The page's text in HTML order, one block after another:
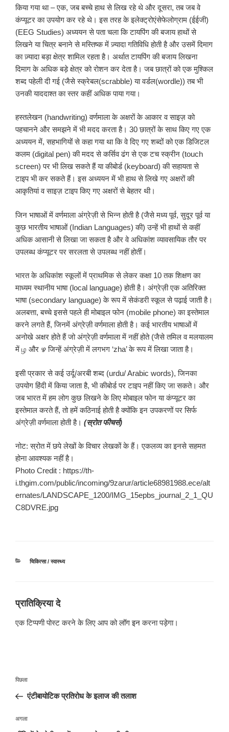
किया गया था – एक, जब बच्चे हाथ से लिख रहे थे और दूसरा, तब जब वे
कंप्यूटर का उपयोग कर रहे थे। इस तरह के इलेक्ट्रोएंसेफेलोग्राम (ईईजी)
(EEG Studies) अध्ययन से पता चला कि टायपिंग की बजाय हाथों से
लिखने या चित्र बनाने से मस्तिष्क में ज़्यादा गतिविधि होती है और उसमें दिमाग
का ज़्यादा बड़ा क्षेत्र शामिल रहता है। अर्थात टायपिंग की बजाय लिखना
दिमाग के अधिक बड़े क्षेत्र को रोशन कर देता है। जब छात्रों को एक मुश्किल
शब्द पहेली दी गई (जैसे स्क्रेबल(scrabble) या वर्डल(wordle)) तब भी
उनकी याददाश्त का स्तर कहीं अधिक पाया गया।
हस्तलेखन (handwriting) वर्णमाला के अक्षरों के आकार व साइज़ को
पहचानने और समझने में भी मदद करता है। 30 छात्रों के साथ किए गए एक
अध्ययन में, सहभागियों से कहा गया था कि वे दिए गए शब्दों को एक डिजिटल
कलम (digital pen) की मदद से कर्सिव ढंग से एक टच स्क्रीन (touch
screen) पर भी लिख सकते हैं या कीबोर्ड (keyboard) की सहायता से
टाइप भी कर सकते हैं। इस अध्ययन में भी हाथ से लिखे गए अक्षरों की
आकृतियां व साइज़ टाइप किए गए अक्षरों से बेहतर थी।
जिन भाषाओं में वर्णमाला अंग्रेज़ी से भिन्न होती है (जैसे मध्य पूर्व, सुदूर पूर्व या
कुछ भारतीय भाषाओं (Indian Languages) की) उन्हें भी हाथों से कहीं
अधिक आसानी से लिखा जा सकता है और वे अधिकांश व्यावसायिक तौर पर
उपलब्ध कंप्यूटर पर सरलता से उपलब्ध नहीं होतीं।
भारत के अधिकांश स्कूलों में प्राथमिक से लेकर कक्षा 10 तक शिक्षण का
माध्यम स्थानीय भाषा (local language) होती है। अंग्रेज़ी एक अतिरिक्त
भाषा (secondary language) के रूप में सेकंडरी स्कूल से पढ़ाई जाती है।
अलबत्ता, बच्चे इससे पहले ही मोबाइल फोन (mobile phone) का इस्तेमाल
करने लगते हैं, जिनमें अंग्रेज़ी वर्णमाला होती है। कई भारतीय भाषाओं में
अनोखे अक्षर होते हैं जो अंग्रेज़ी वर्णमाला में नहीं होते (जैसे तमिल व मलयालम
में ழ और ഴ जिन्हें अंग्रेज़ी में लगभग ‘zha’ के रूप में लिखा जाता है।
इसी प्रकार से कई उर्दू/अरबी शब्द (urdu/ Arabic words), जिनका
उपयोग हिंदी में किया जाता है, भी कीबोर्ड पर टाइप नहीं किए जा सकते। और
जब भारत में हम लोग कुछ लिखने के लिए मोबाइल फोन या कंप्यूटर का
इस्तेमाल करते हैं, तो हमें कठिनाई होती है क्योंकि इन उपकरणों पर सिर्फ
अंग्रेज़ी वर्णमाला होती है। (स्रोत फीचर्स)
नोट: स्रोत में छपे लेखों के विचार लेखकों के हैं। एकलव्य का इनसे सहमत
होना आवश्यक नहीं है।
Photo Credit : https://th-
i.thgim.com/public/incoming/9zarur/article68981988.ece/alt
ernates/LANDSCAPE_1200/IMG_15epbs_journal_2_1_QU
C8DVRE.jpg
श्रेणियाँ
चिकित्सा / स्वास्थ्य
प्रातिक्रिया दे
एक टिप्पणी पोस्ट करने के लिए आप कोलॉग इनकरना पड़ेगा।
पोस्ट
नेविगेशन
पिछला
पोस्ट:
पिछला
एंटीबायोटिक प्रतिरोध के इलाज की तलाश
अगली
अगला